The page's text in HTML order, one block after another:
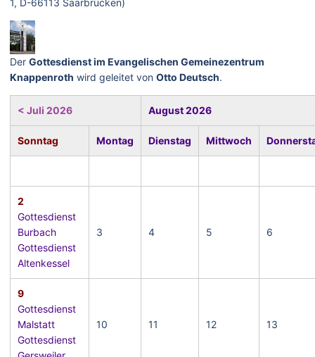
1, D-66113 Saarbrücken)
Der Gottesdienst im Evangelischen Gemeinezentrum
Knappenroth wird geleitet von Otto Deutsch.
< Juli 2026 August 2026
Sonntag Montag Dienstag Mittwoch
2
Gottesdienst
Burbach
Gottesdienst
Altenkessel
3 4 5 6
9
Gottesdienst
Malstatt
Gottesdienst
10 11 12 13